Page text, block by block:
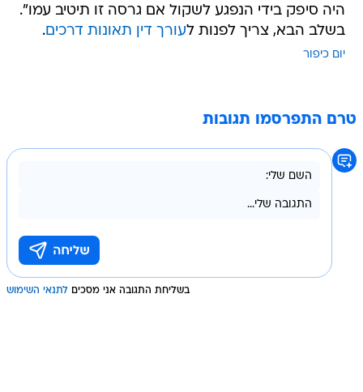
היה סיפק בידי הנפגע לשקול אם גרסה זו תיטיב עמו".
בשלב הבא, צריך לפנות לעורך דין תאונות דרכים.
יום כיפור
טרם התפרסמו תגובות
בשליחת התגובה אני מסכים לתנאי השימוש